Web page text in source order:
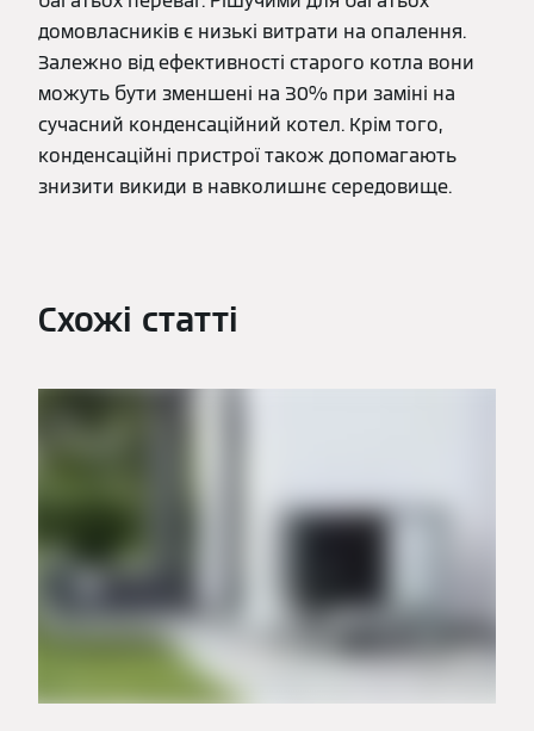
домовласників є низькі витрати на опалення.
Залежно від ефективності старого котла вони
можуть бути зменшені на 30% при заміні на
сучасний конденсаційний котел. Крім того,
конденсаційні пристрої також допомагають
знизити викиди в навколишнє середовище.
Схожі статті